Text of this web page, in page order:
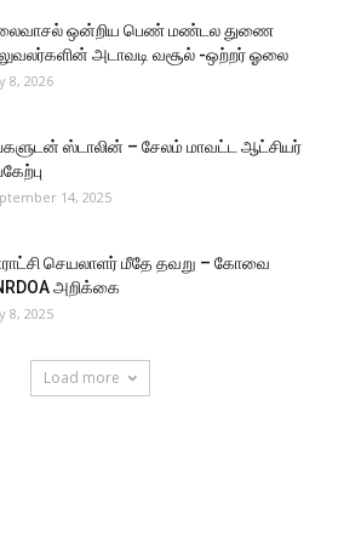
ஒன்றிய பெண் மண்டல துணை
அடாவடி வசூல் -ஒற்றர் ஓலை
8, 2026
ஸ்டாலின் – சேலம் மாவட்ட ஆட்சியர்
14, 2025
செயலாளர் மீதே தவறு – கோவை
அறிக்கை
8, 2025
Load more